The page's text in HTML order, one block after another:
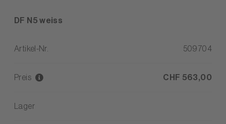
DF N5 weiss
Artikel-Nr. 509704
Preis CHF 563,00
Lager